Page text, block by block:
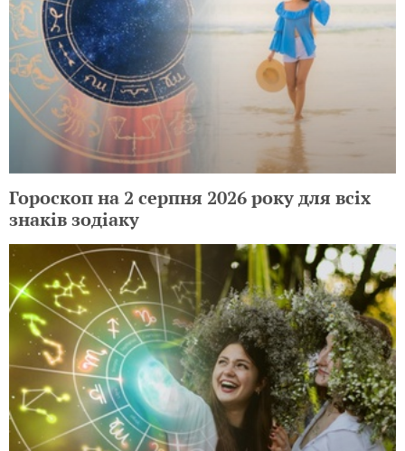
Гороскоп на 2 серпня 2026 року для всіх
знаків зодіаку